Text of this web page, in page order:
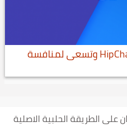
سلاك تستحوذ على HipChat وتسعى لمنافسة
الطريقة الحلبية الاصلية